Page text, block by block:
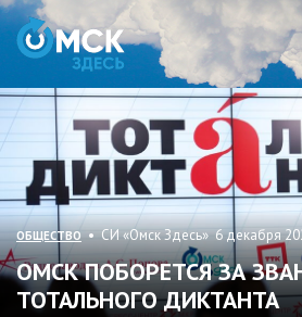
ОБЩЕСТВО• СИ «Омск Здесь» 6 декабря
ОМСК ПОБОРЕТСЯ ЗА
ТОТАЛЬНОГО ДИКТАНТА